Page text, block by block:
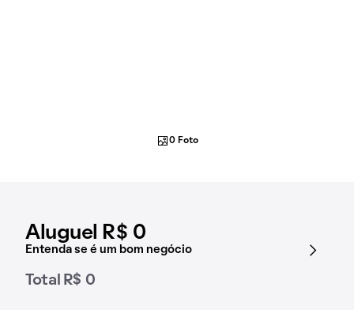
Aluguel R$ 0
Entenda se é um bom negócio
Total R$ 0
0 Foto